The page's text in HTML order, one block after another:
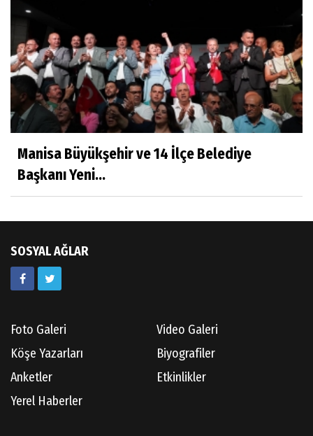
Dr.Tuğçe Yıldırım
Aşı: Toplum Sağlığının Görünmez Kalkanı
Hatice CAVULDAK
Av.Ahmet ÖZDEMİR
Doç.Dr.İbrahim KOÇ
Manisa Büyükşehir ve 14 İlçe Belediye
Başkanı Yeni...
SOSYAL AĞLAR
Foto Galeri
Video Galeri
Köşe Yazarları
Biyografiler
Anketler
Etkinlikler
Yerel Haberler